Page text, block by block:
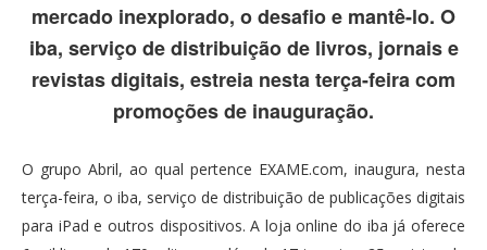
mercado inexplorado, o desafio e mantê-lo. O
iba, serviço de distribuição de livros, jornais e
revistas digitais, estreia nesta terça-feira com
promoções de inauguração.
O grupo Abril, ao qual pertence EXAME.com, inaugura, nesta
terça-feira, o iba, serviço de distribuição de publicações digitais
para iPad e outros dispositivos. A loja online do iba já oferece